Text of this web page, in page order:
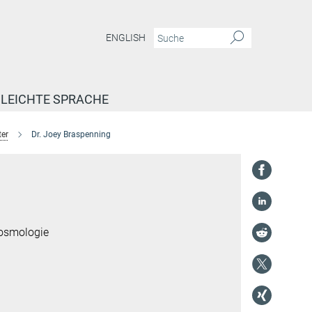
ENGLISH
LEICHTE SPRACHE
Dr. Joey Braspenning